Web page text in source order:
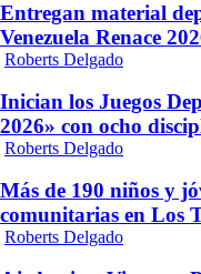
Entregan material
Venezuela Renace
Roberts Delgado
Inician los Juegos
2026» con ocho
Roberts Delgado
Más de 190 niños y
comunitarias en Los
Roberts Delgado